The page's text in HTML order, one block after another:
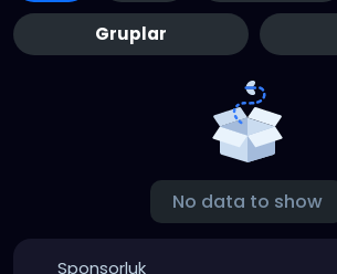
Gruplar
No data to show
Sponsorluk